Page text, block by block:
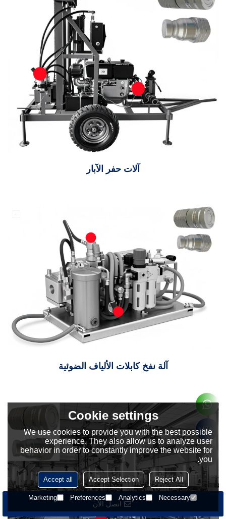
اتصل الآن
آلات حفر الآبار
آلة نفخ كابلات الألياف الضوئية
Cookie settings
We use cookies to provide you with the best possible
experience. They also allow us to analyze user
behavior in order to constantly improve the website for
you.
Reject All
Accept Selection
Accept all
Necessary
Analytics
Preferences
Marketing